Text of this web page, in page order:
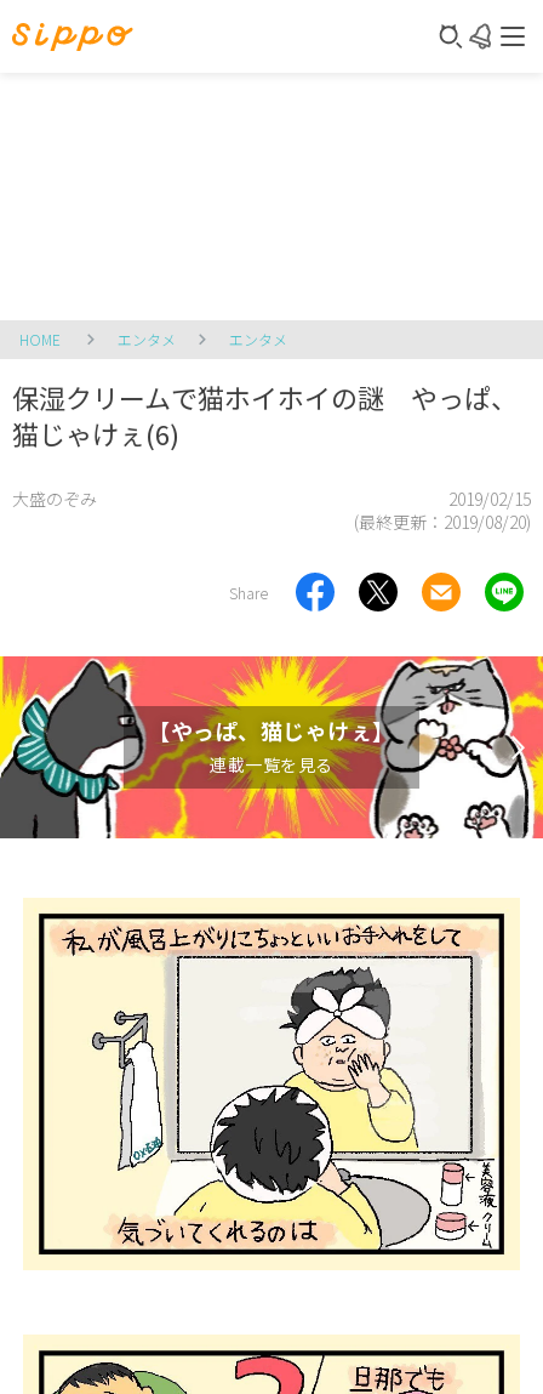
HOME エンタメ エンタメ
保湿クリームで猫ホイホイの謎 やっぱ、
猫じゃけぇ(6)
大盛のぞみ
2019/02/15
(最終更新： 2019/08/20)
Share
【やっぱ、猫じゃけぇ】
連載一覧を見る